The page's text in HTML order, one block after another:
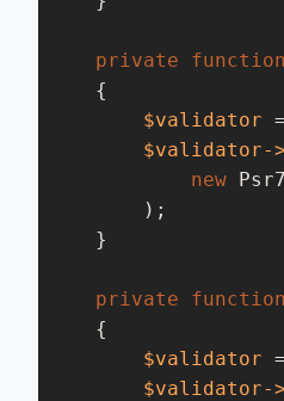
private function
{
$validator
$validator-
new
        );
    }
private function
{
$validator
$validator-